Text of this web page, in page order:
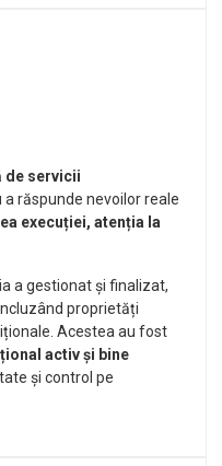
de servicii
răspunde nevoilor reale
execuției, atenția la
a gestionat și finalizat,
proprietăți
Acestea au fost
activ și bine
și control pe